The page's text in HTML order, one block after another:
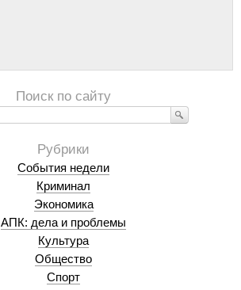
События недели
Криминал
Экономика
АПК: дела и проблемы
Культура
Общество
Спорт